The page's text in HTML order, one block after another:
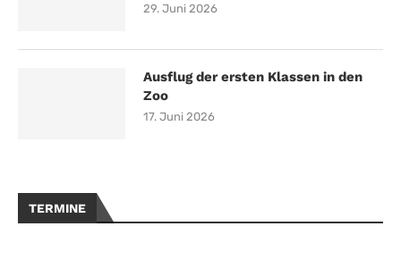
29. Juni 2026
Ausflug der ersten Klassen in den
Zoo
17. Juni 2026
TERMINE